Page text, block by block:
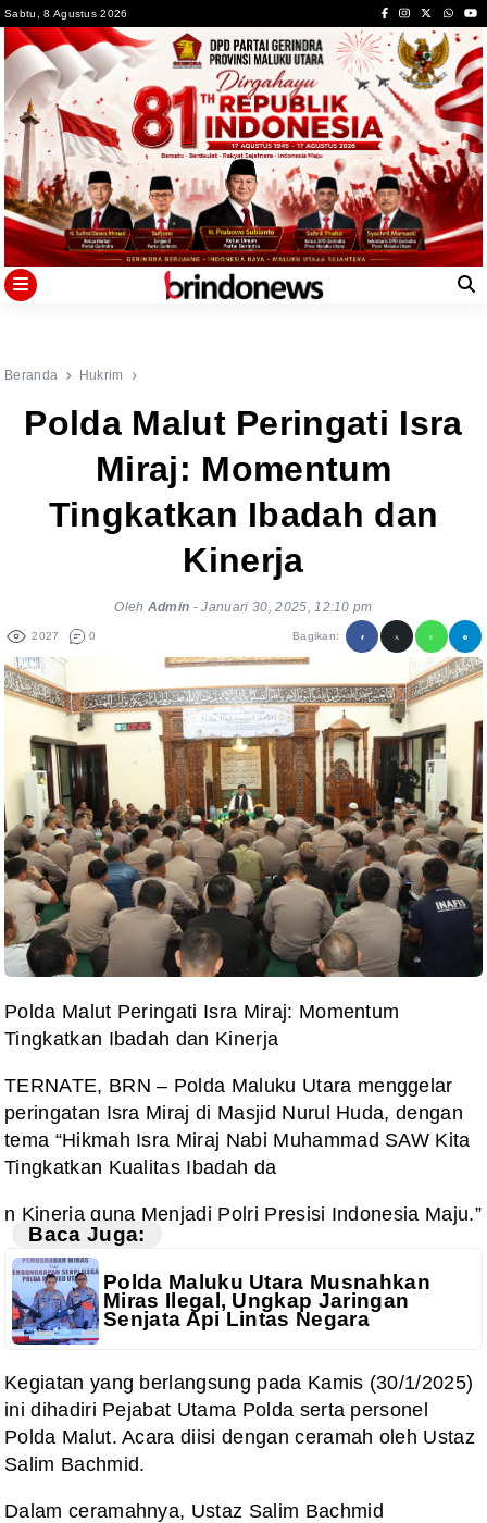
to
content
Sabtu, 8 Agustus 2026
Beranda Hukrim
Polda Malut Peringati Isra
Miraj: Momentum
Tingkatkan Ibadah dan
Kinerja
Oleh Admin -Januari 30, 2025, 12:10 pm
2027 0 Bagikan:
Polda Malut Peringati Isra Miraj: Momentum
Tingkatkan Ibadah dan Kinerja
TERNATE, BRN – Polda Maluku Utara menggelar
peringatan Isra Miraj di Masjid Nurul Huda, dengan
tema “Hikmah Isra Miraj Nabi Muhammad SAW Kita
Tingkatkan Kualitas Ibadah da
n Kinerja guna Menjadi Polri Presisi Indonesia Maju.”
Baca Juga:
Polda Maluku Utara Musnahkan
Miras Ilegal, Ungkap Jaringan
Senjata Api Lintas Negara
Kegiatan yang berlangsung pada Kamis (30/1/2025)
ini dihadiri Pejabat Utama Polda serta personel
Polda Malut. Acara diisi dengan ceramah oleh Ustaz
Salim Bachmid.
Dalam ceramahnya, Ustaz Salim Bachmid